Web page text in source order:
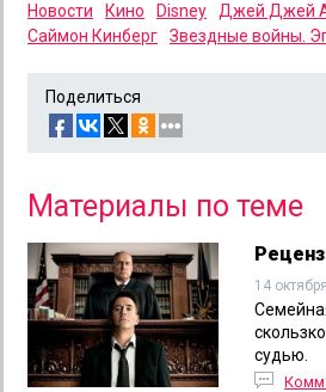
Новости
Кино Disney Джей Джей
Саймон Кинберг
Звездные войны.
Поделиться
Материалы по теме
14
судью.